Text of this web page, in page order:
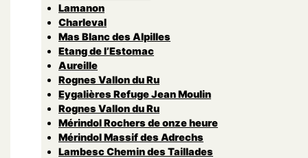
Lamanon
Charleval
Mas Blanc des Alpilles
Etang de l’Estomac
Aureille
Rognes Vallon du Ru
Eygalières Refuge Jean Moulin
Rognes Vallon du Ru
Mérindol Rochers de onze heure
Mérindol Massif des Adrechs
Lambesc Chemin des Taillades